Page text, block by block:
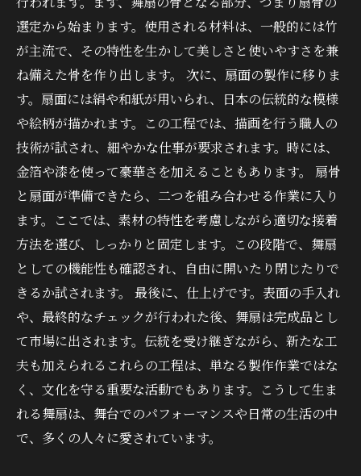
選定から始まります。使用される材料は、一般的には竹
が主流で、その特性を生かして美しさと使いやすさを兼
ね備えた骨を作り出します。 次に、扇面の製作に移りま
す。扇面には絹や和紙が用いられ、日本の伝統的な模様
や絵柄が描かれます。この工程では、描画を行う職人の
技術が試され、細やかな仕事が要求されます。時には、
金箔や漆を使って豪華さを加えることもあります。 扇骨
と扇面が準備できたら、二つを組み合わせる作業に入り
ます。ここでは、素材の特性を考慮しながら適切な接着
方法を選び、しっかりと固定します。この段階で、舞扇
としての機能性も確認され、自由に開いたり閉じたりで
きるか試されます。 最後に、仕上げです。表面の手入れ
や、最終的なチェックが行われた後、舞扇は完成品とし
て市場に出されます。伝統を受け継ぎながら、新たな工
夫も加えられるこれらの工程は、単なる製作作業ではな
く、文化を守る重要な活動でもあります。こうして生ま
れる舞扇は、舞台でのパフォーマンスや日常の生活の中
で、多くの人々に愛されています。